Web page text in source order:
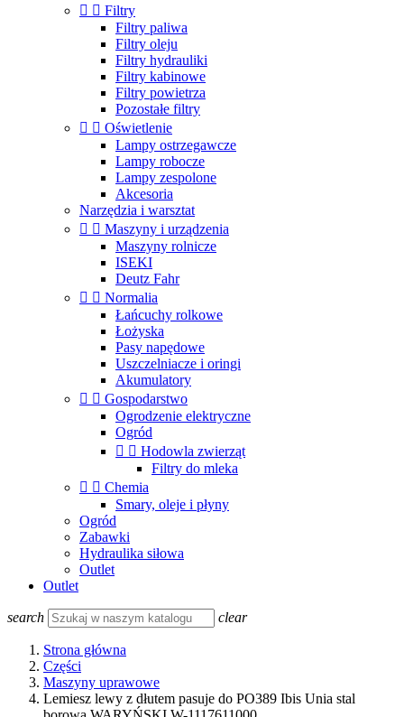
  Filtry
Filtry paliwa
Filtry oleju
Filtry hydrauliki
Filtry kabinowe
Filtry powietrza
Pozostałe filtry
  Oświetlenie
Lampy ostrzegawcze
Lampy robocze
Lampy zespolone
Akcesoria
Narzędzia i warsztat
  Maszyny i urządzenia
Maszyny rolnicze
ISEKI
Deutz Fahr
  Normalia
Łańcuchy rolkowe
Łożyska
Pasy napędowe
Uszczelniacze i oringi
Akumulatory
  Gospodarstwo
Ogrodzenie elektryczne
Ogród
  Hodowla zwierząt
Filtry do mleka
  Chemia
Smary, oleje i płyny
Ogród
Zabawki
Hydraulika siłowa
Outlet
Outlet
search clear
Strona główna
Części
Maszyny uprawowe
Lemiesz lewy z dłutem pasuje do PO389 Ibis Unia stal